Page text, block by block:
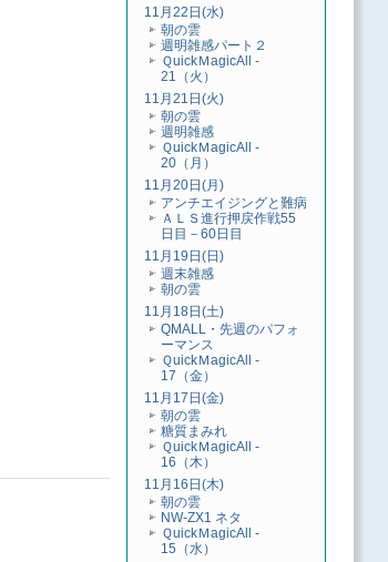
11月22日(水)
朝の雲
週明雑感パート２
ＱuickＭagicAll -
21（火）
11月21日(火)
朝の雲
週明雑感
ＱuickＭagicAll -
20（月）
11月20日(月)
アンチエイジングと難病
ＡＬＳ進行押戻作戦55
日目－60日目
11月19日(日)
週末雑感
朝の雲
11月18日(土)
QMALL・先週のパフォ
ーマンス
ＱuickＭagicAll -
17（金）
11月17日(金)
朝の雲
糖質まみれ
ＱuickＭagicAll -
16（木）
11月16日(木)
朝の雲
NW-ZX1 ネタ
ＱuickＭagicAll -
15（水）